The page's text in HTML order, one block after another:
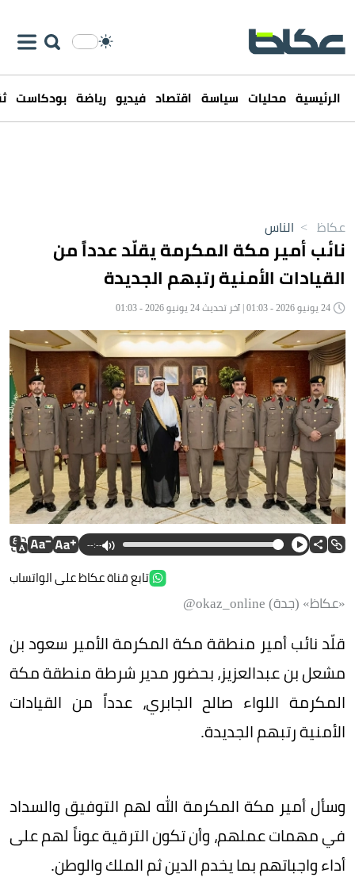
الرئيسية محليات سياسة اقتصاد فيديو رياضة بودكاست
عكاظ > الناس
نائب أمير مكة المكرمة يقلّد عدداً من
القيادات الأمنية رتبهم الجديدة
--:--
تابع قناة عكاظ على الواتساب
«عكاظ» (جدة) okaz_online@
قلّد نائب أمير منطقة مكة المكرمة الأمير سعود بن
مشعل بن عبدالعزيز، بحضور مدير شرطة منطقة مكة
المكرمة اللواء صالح الجابري، عدداً من القيادات
الأمنية رتبهم الجديدة.
وسأل أمير مكة المكرمة الله لهم التوفيق والسداد
في مهمات عملهم، وأن تكون الترقية عوناً لهم على
أداء واجباتهم بما يخدم الدين ثم الملك والوطن.